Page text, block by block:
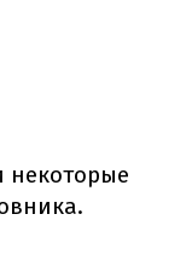
некоторые